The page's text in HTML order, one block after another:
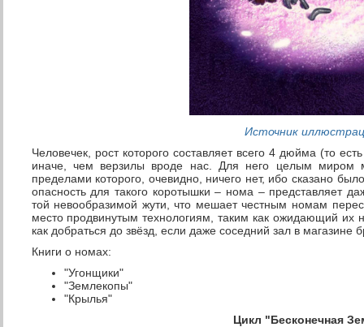
Источник
Человечек, рост которого составляет всего 4 дюйма (то
иначе, чем верзилы вроде нас. Для него целым миром
пределами которого, очевидно, ничего нет, ибо сказано
опасность для такого коротышки – нома – представляет
той невообразимой жути, что мешает честным номам
место продвинутым технологиям, таким как ожидающий их
как добраться до звёзд, если даже соседний зал в магазине
Книги о номах:
"Угонщики"
"Землекопы"
"Крылья"
Цикл "Бесконечная